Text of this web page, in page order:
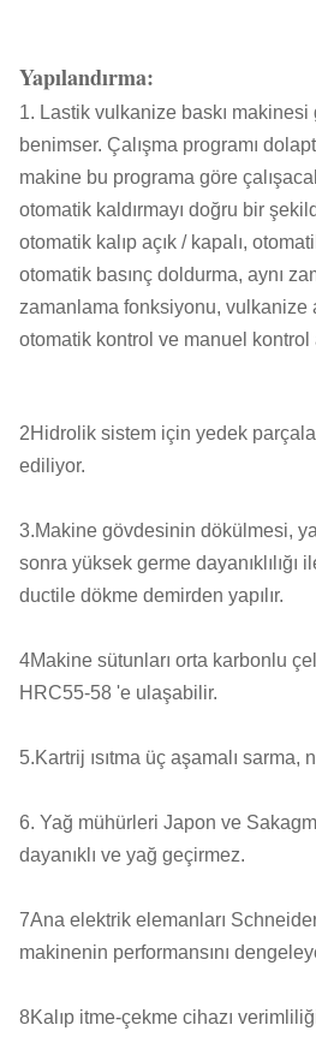
Yapılandırma:
1. Lastik vulkanize baskı
benimser. Çalışma programı
makine bu programa göre
otomatik kaldırmayı doğru bir
otomatik kalıp açık / kapalı,
otomatik basınç doldurma, aynı
zamanlama fonksiyonu, vulkanize
otomatik kontrol ve manuel
2Hidrolik sistem için yedek
ediliyor.
3.Makine gövdesinin dökülmesi,
sonra yüksek germe dayanıklılığı
ductile dökme demirden yapılır.
4Makine sütunları orta karbonlu
HRC55-58 'e ulaşabilir.
5.Kartrij ısıtma üç aşamalı
6. Yağ mühürleri Japon ve
dayanıklı ve yağ geçirmez.
7Ana elektrik elemanları
makinenin performansını
8Kalıp itme-çekme cihazı